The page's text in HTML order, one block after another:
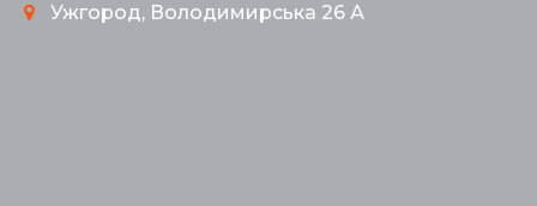
Ужгород, Володимирська 26 А